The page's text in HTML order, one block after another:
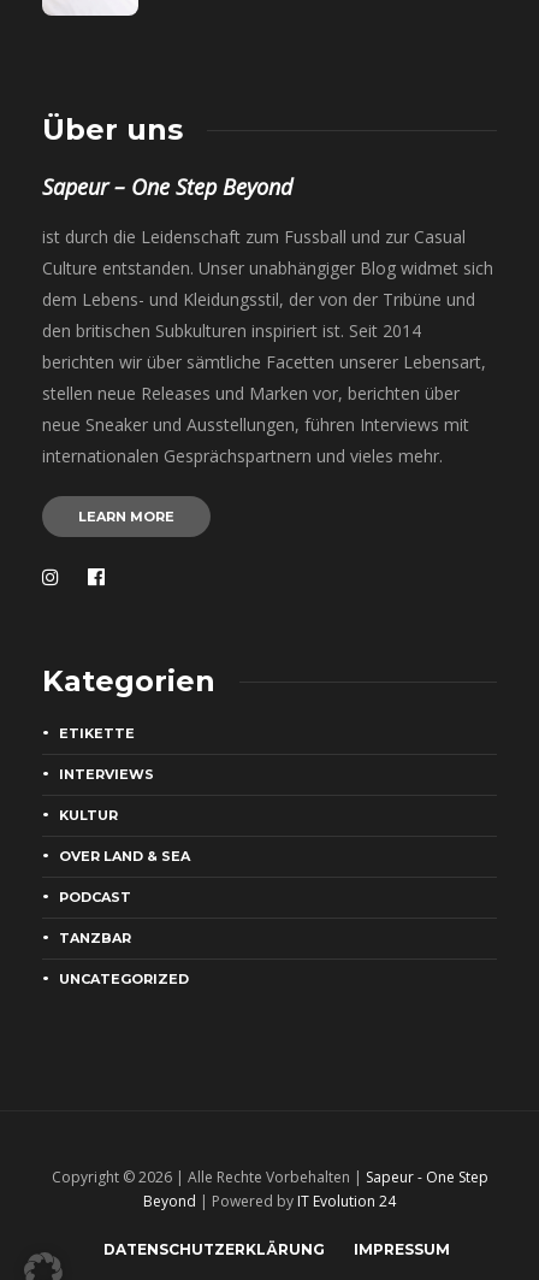
Über uns
Sapeur – One Step Beyond
ist durch die Leidenschaft zum Fussball und zur Casual
Culture entstanden. Unser unabhängiger Blog widmet sich
dem Lebens- und Kleidungsstil, der von der Tribüne und
den britischen Subkulturen inspiriert ist. Seit 2014
berichten wir über sämtliche Facetten unserer Lebensart,
stellen neue Releases und Marken vor, berichten über
neue Sneaker und Ausstellungen, führen Interviews mit
internationalen Gesprächspartnern und vieles mehr.
LEARN MORE
Kategorien
ETIKETTE
INTERVIEWS
KULTUR
OVER LAND & SEA
PODCAST
TANZBAR
UNCATEGORIZED
Copyright © 2026 | Alle Rechte Vorbehalten | Sapeur - One Step
Beyond | Powered by IT Evolution 24
DATENSCHUTZERKLÄRUNG IMPRESSUM